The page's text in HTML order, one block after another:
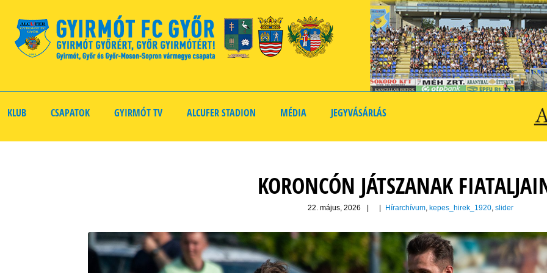
KLUB CSAPATOK GYIRMÓT TV ALCUFER STADION MÉDIA JEGYVÁSÁRLÁS
KORONCÓN JÁTSZANAK
22. május, 2026 Hírarchívum, kepes_hirek_1920, slider